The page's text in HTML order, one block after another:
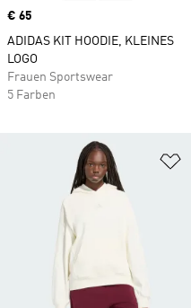
Price
€ 65
ADIDAS KIT HOODIE, KLEINES
LOGO
Frauen Sportswear
5 Farben